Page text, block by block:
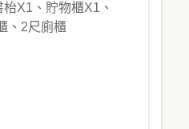
X1、貯物櫃X1、
、2尺廁櫃